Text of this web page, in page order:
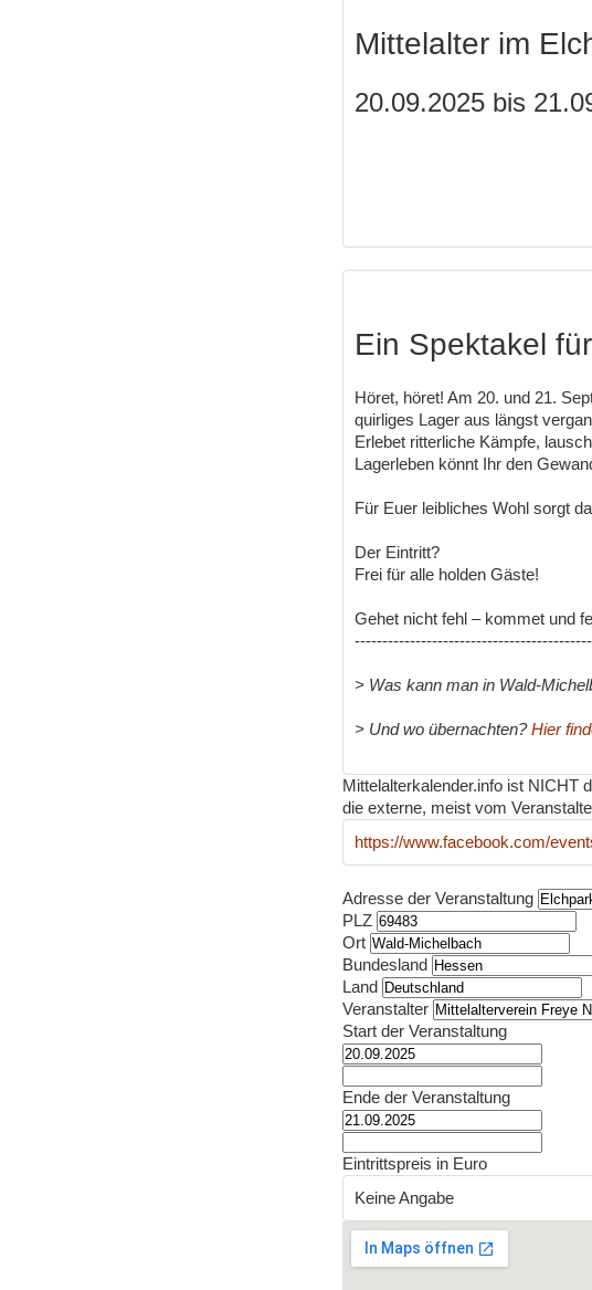
Mittelalter im
20.09.2025 bis
Ein Spektakel
Höret, höret! Am 20. und 21.
quirliges Lager aus längst
Erlebet ritterliche Kämpfe,
Lagerleben könnt Ihr den
Für Euer leibliches Wohl sorgt
Der Eintritt?
Frei für alle holden Gäste!
Gehet nicht fehl – kommet und
> Was kann man in Wald-
> Und wo übernachten?Hier
Mittelalterkalender.info ist NICHT
die externe, meist vom
https://www.facebook.com/
Adresse der Veranstaltung
PLZ
Ort
Bundesland
Land
Veranstalter
Start der Veranstaltung
Ende der Veranstaltung
Eintrittspreis in Euro
Keine Angabe